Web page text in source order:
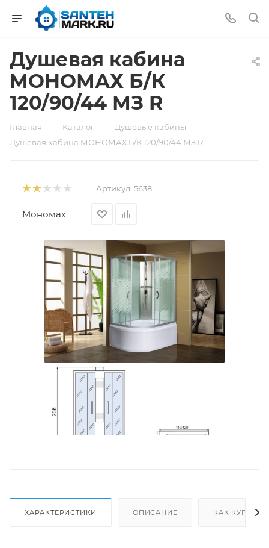
Душевая кабина
МОНОМАХ Б/К
120/90/44 МЗ R
Главная — Каталог — Душевые кабины —
Душевая кабина МОНОМАХ Б/К 120/90/44 МЗ R
Артикул: 5638
Мономах
ХАРАКТЕРИСТИКИ ОПИСАНИЕ КАК КУПИТЬ